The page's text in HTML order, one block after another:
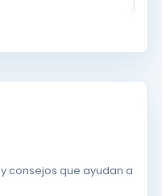
consejos que ayudan a